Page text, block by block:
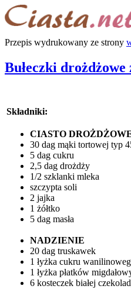
Przepis wydrukowany ze strony
Bułeczki
Składniki:
CIASTO
30 dag mąki tortowej typ
5 dag cukru
2,5 dag drożdży
1/2 szklanki mleka
szczypta soli
2 jajka
1 żółtko
5 dag masła
NADZIENIE
20 dag truskawek
1 łyżka cukru
1 łyżka płatków
6 kosteczek białej